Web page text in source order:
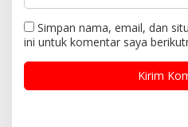
Simpan nama, email, dan
ini untuk komentar saya